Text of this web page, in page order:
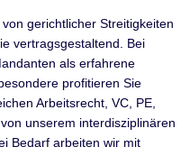
gerichtlicher Streitigkeiten
vertragsgestaltend. Bei
als erfahrene
profitieren Sie
Arbeitsrecht, VC, PE,
unserem interdisziplinären
Bedarf arbeiten wir mit